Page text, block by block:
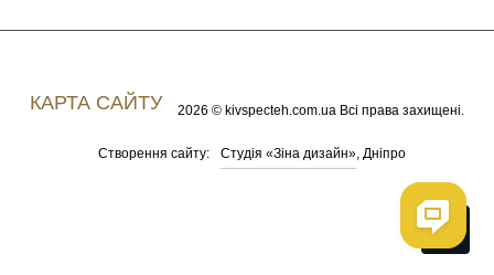
КАРТА САЙТУ 2026 © kivspecteh.com.ua Всі права захищені.
Створення сайту: Студія «Зіна дизайн», Дніпро